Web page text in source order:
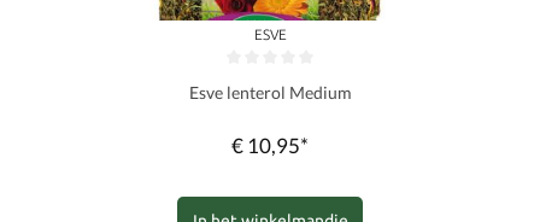
ESVE
Esve lenterol Medium
€ 10,95*